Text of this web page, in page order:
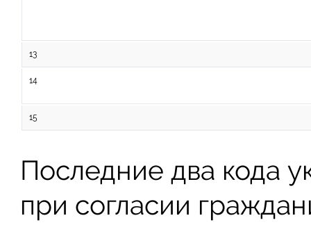
13
14
15
Последние два кода
при согласии